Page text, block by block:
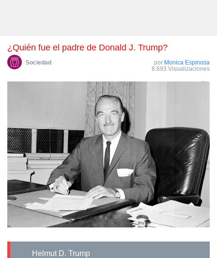
¿Quién fue el padre de Donald J. Trump?
Sociedad por Monica Espinosa
8.693 Visualizaciones
Helmut D. Trump